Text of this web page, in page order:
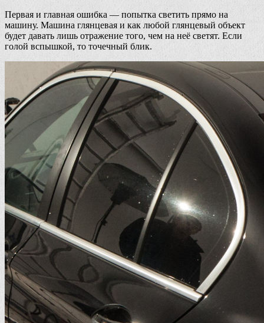
Первая и главная ошибка — попытка светить прямо на
машину. Машина глянцевая и как любой глянцевый объект
будет давать лишь отражение того, чем на неё светят. Если
голой вспышкой, то точечный блик.